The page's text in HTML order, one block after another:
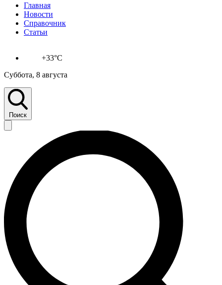
Главная
Новости
Справочник
Статьи
+33°C
Суббота, 8 августа
Поиск